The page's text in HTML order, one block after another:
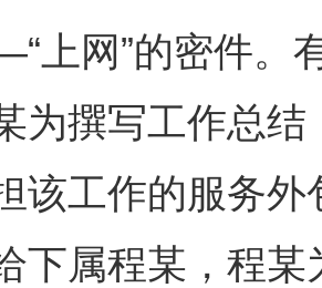
”的密件。有
为撰写工作总
该工作的服务
下属程某，程